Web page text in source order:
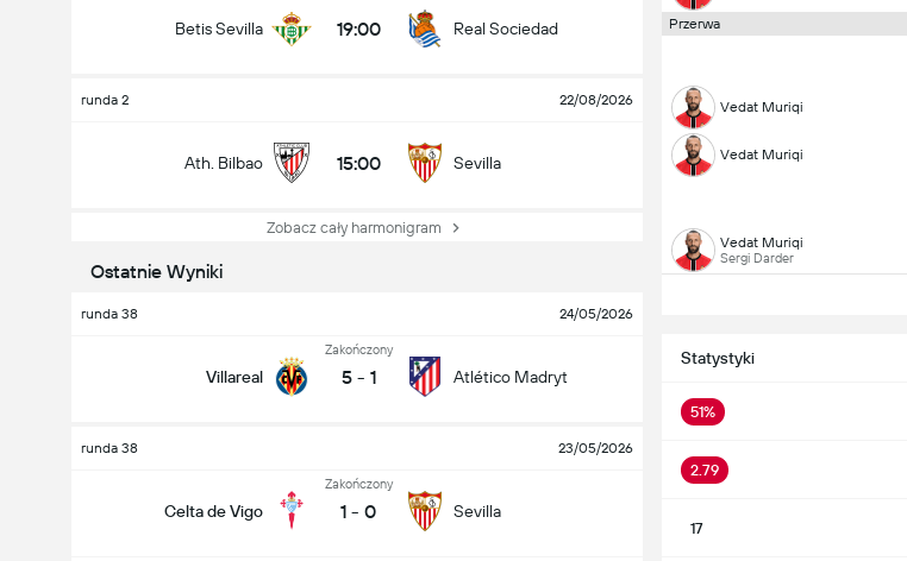
Betis Sevilla 19:00 Real Sociedad
runda 2 22/08/2026
Ath. Bilbao 15:00 Sevilla
Zobacz cały harmonigram
Ostatnie Wyniki
runda 38 24/05/2026
Villareal
Zakończony
5 - 1 Atlético Madryt
runda 38 23/05/2026
Celta de Vigo
Zakończony
1 - 0 Sevilla
Przerwa
Vedat Muriqi
Vedat Muriqi
Vedat Muriqi
Sergi Darder
Statystyki
51%
2.79
17